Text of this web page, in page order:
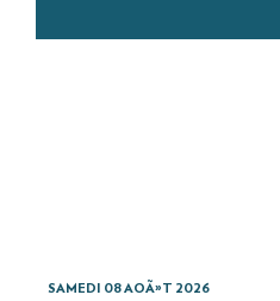
SAMEDI 08 AOÃ»T 2026